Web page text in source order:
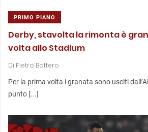
PRIMO PIANO
Derby, stavolta la rimonta è
volta allo Stadium
Di Pietro Bottero
Per la prima volta i granata sono usciti
punto [...]